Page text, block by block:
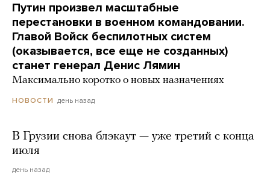
Путин произвел масштабные
перестановки в военном командовании.
Главой Войск беспилотных систем
(оказывается, все еще не созданных)
станет генерал Денис Лямин
Максимально коротко о новых назначениях
НОВОСТИ день назад
В Грузии снова блэкаут — уже третий с конца
июля
день назад